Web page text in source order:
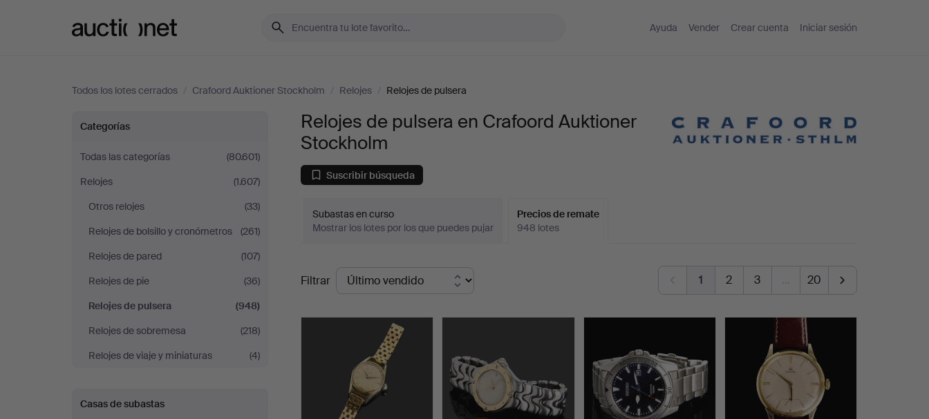
Ayuda Vender Crear cuenta Iniciar sesión
Todos los lotes cerrados / Crafoord Auktioner Stockholm / Relojes / Relojes de pulsera
Relojes
de
pulsera
en
Crafoord
Auktioner
Stockholm
Categorías
Todas las categorías
(80.601)
Relojes
(1.607)
Otros relojes
(33)
Relojes de bolsillo y cronómetros
(261)
Relojes de pared
(107)
Relojes de pie
(36)
Relojes de pulsera
(948)
Relojes de sobremesa
(218)
Relojes de viaje y miniaturas
(4)
Casas de subastas
Relojes de pulsera en Crafoord Auktioner
Stockholm
Suscribir búsqueda
Subastas en curso
Mostrar los lotes por los que puedes pujar
Precios de remate
948 lotes
Precios
de
remate
Filtrar 1 2 3 … 20